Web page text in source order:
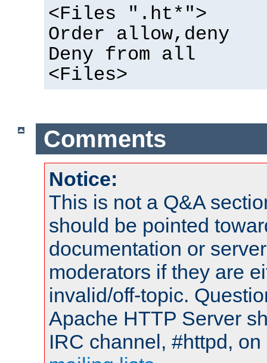
<Files ".ht*">
Order allow,deny
Deny from all
<Files>
Comments
Notice:
This is not a Q&A
should be pointed
documentation or
moderators if they are
invalid/off-topic.
Apache HTTP Server
IRC channel, #httpd,